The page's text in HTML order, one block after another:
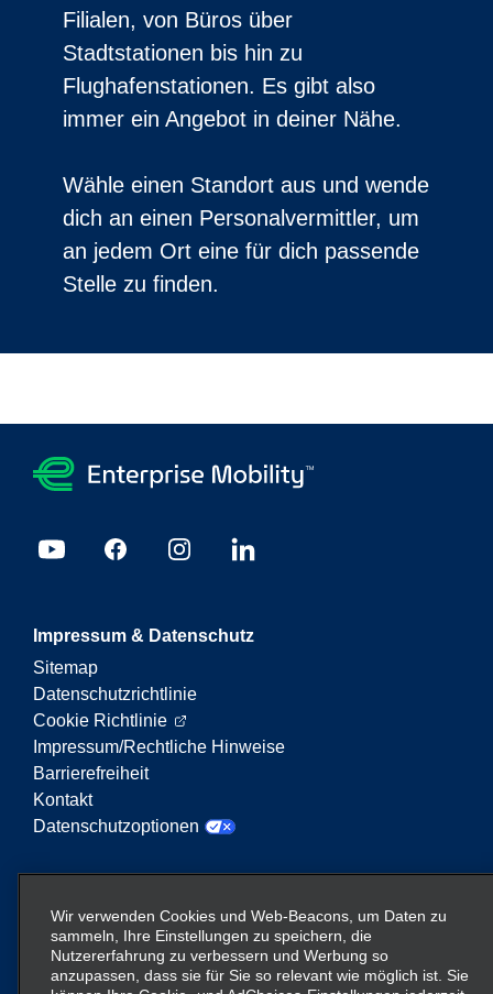
Filialen, von Büros über
Stadtstationen bis hin zu
Flughafenstationen. Es gibt also
immer ein Angebot in deiner Nähe.
Wähle einen Standort aus und wende
dich an einen Personalvermittler, um
an jedem Ort eine für dich passende
Stelle zu finden.
Impressum & Datenschutz
Sitemap
Datenschutzrichtlinie
Cookie Richtlinie
Impressum/Rechtliche Hinweise
Barrierefreiheit
Kontakt
Datenschutzoptionen
Mobilitätsservices. Der Begriff „Enterprise Mobility“
auf dieser Website verweist auf bestimmte
Unternehmenseinheiten und/oder die Marke
Enterprise Mobility, wobei Informationen zu vielen
Wir verwenden Cookies und Web-Beacons, um Daten zu
sammeln, Ihre Einstellungen zu speichern, die
Nutzererfahrung zu verbessern und Werbung so
anzupassen, dass sie für Sie so relevant wie möglich ist. Sie